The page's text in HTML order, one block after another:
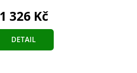
1 326 Kč
DETAIL